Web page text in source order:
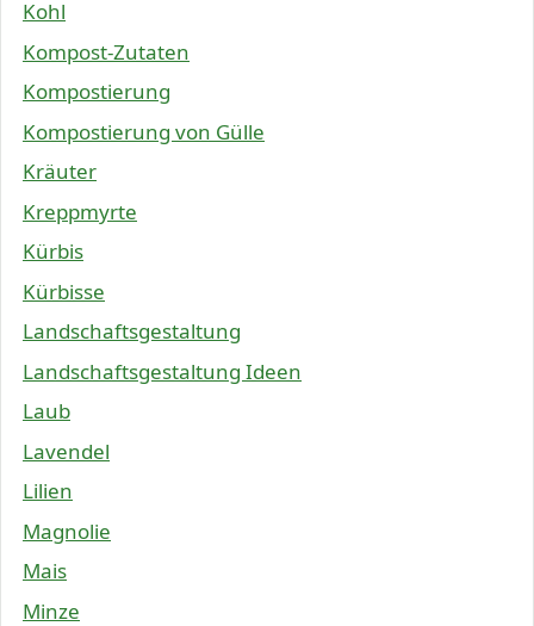
Kohl
Kompost-Zutaten
Kompostierung
Kompostierung von Gülle
Kräuter
Kreppmyrte
Kürbis
Kürbisse
Landschaftsgestaltung
Landschaftsgestaltung Ideen
Laub
Lavendel
Lilien
Magnolie
Mais
Minze